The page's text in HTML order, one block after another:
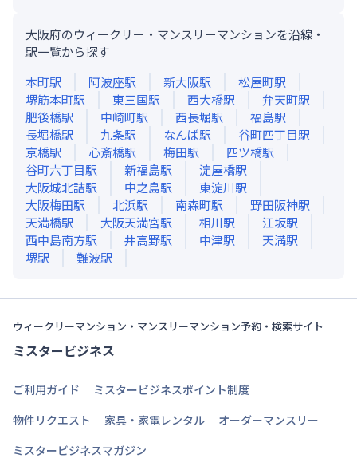
大阪府のウィークリー・マンスリーマンションを沿線・
駅一覧から探す
本町駅 阿波座駅 新大阪駅 松屋町駅
堺筋本町駅 東三国駅 西大橋駅 弁天町駅
肥後橋駅 中崎町駅 西長堀駅 福島駅
長堀橋駅 九条駅 なんば駅 谷町四丁目駅
京橋駅 心斎橋駅 梅田駅 四ツ橋駅
谷町六丁目駅 新福島駅 淀屋橋駅
大阪城北詰駅 中之島駅 東淀川駅
大阪梅田駅 北浜駅 南森町駅 野田阪神駅
天満橋駅 大阪天満宮駅 相川駅 江坂駅
西中島南方駅 井高野駅 中津駅 天満駅
堺駅 難波駅
ウィークリーマンション・マンスリーマンション予約・検索サイト
ミスタービジネス
ご利用ガイド
ミスタービジネスポイント制度
物件リクエスト
家具・家電レンタル
オーダーマンスリー
ミスタービジネスマガジン